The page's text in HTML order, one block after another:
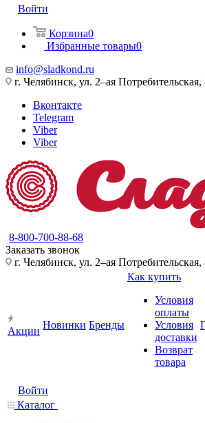
Войти
Корзина0
Избранные товары0
info@sladkond.ru
г. Челябинск, ул. 2–ая Потребительская,
Вконтакте
Telegram
Viber
Viber
8-800-700-88-68
Заказать звонок
г. Челябинск, ул. 2–ая Потребительская,
Акции
Новинки Бренды
Как купить
Условия
оплаты
Условия
доставки
Возврат
товара
Войти
Каталог